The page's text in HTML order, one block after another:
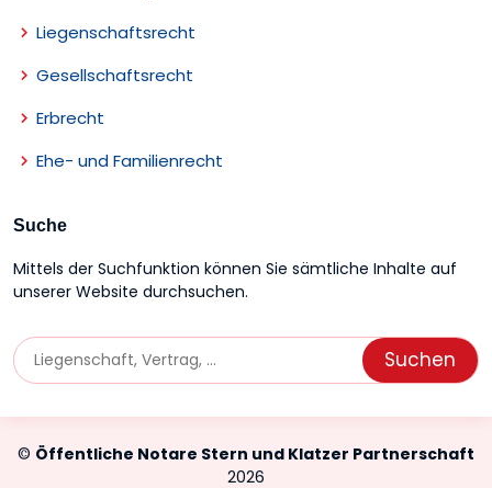
Liegenschaftsrecht
Gesellschaftsrecht
Erbrecht
Ehe- und Familienrecht
Suche
Mittels der Suchfunktion können Sie sämtliche Inhalte auf
unserer Website durchsuchen.
© Öffentliche Notare Stern und Klatzer Partnerschaft
2026